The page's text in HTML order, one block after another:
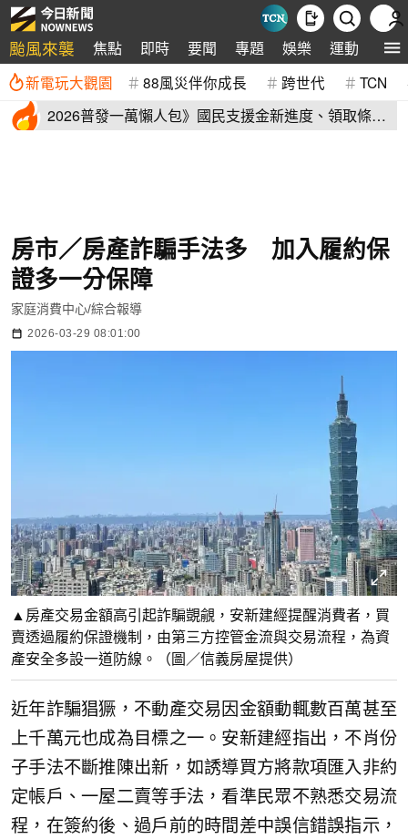
颱風來襲 焦點 即時 要聞 專題 娛樂 運動 全球
新電玩大觀園 88風災伴你成長 跨世代 TCN
2026普發一萬懶人包》國民支援金新進度、領取條
房市／房產詐騙手法多 加入履約保
證多一分保障
家庭消費中心/綜合報導
2026-03-29 08:01:00
▲房產交易金額高引起詐騙覬覦，安新建經提醒消費者，買
賣透過履約保證機制，由第三方控管金流與交易流程，為資
產安全多設一道防線。（圖／信義房屋提供）
近年詐騙猖獗，不動產交易因金額動輒數百萬甚至
上千萬元也成為目標之一。安新建經指出，不肖份
子手法不斷推陳出新，如誘導買方將款項匯入非約
定帳戶、一屋二賣等手法，看準民眾不熟悉交易流
程，在簽約後、過戶前的時間差中誤信錯誤指示，